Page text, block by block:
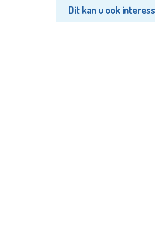
Dit kan u ook